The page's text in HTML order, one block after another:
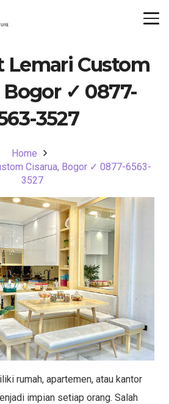
Lemari Custom
Bogor ✓ 0877-
3527
Home
Cisarua, Bogor ✓ 0877-6563-
3527
rumah, apartemen, atau kantor
impian setiap orang. Salah